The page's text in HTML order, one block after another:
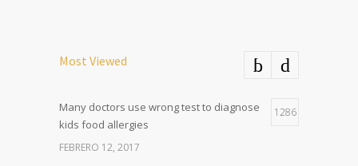
Most Viewed
Many doctors use wrong test to diagnose
kids food allergies
1286
FEBRERO 12, 2017